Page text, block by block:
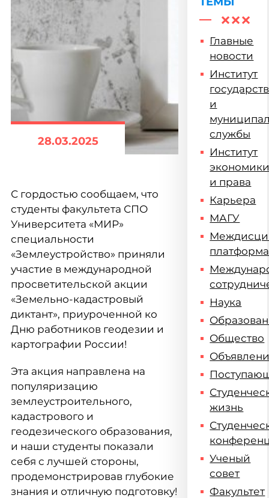
28.03.2025
С гордостью сообщаем, что
студенты факультета СПО
Университета «МИР»
специальности
«Землеустройство» приняли
участие в международной
просветительской акции
«Земельно-кадастровый
диктант», приуроченной ко
Дню работников геодезии и
картографии России!
Эта акция направлена на
популяризацию
землеустроительного,
кадастрового и
геодезического образования,
и наши студенты показали
себя с лучшей стороны,
продемонстрировав глубокие
знания и отличную подготовку!
Главные
новости
Институт
и
службы
Институт
и права
Карьера
МАГУ
платформа
Наука
Общество
жизнь
Ученый
совет
Факультет